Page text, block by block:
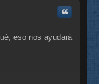
ba
Citar
eso nos ayudará